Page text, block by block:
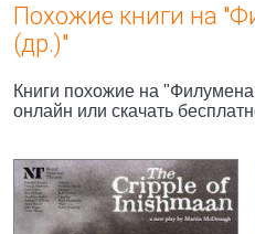
Похожие книги на
(др.)"
Книги похожие на
онлайн или скачать